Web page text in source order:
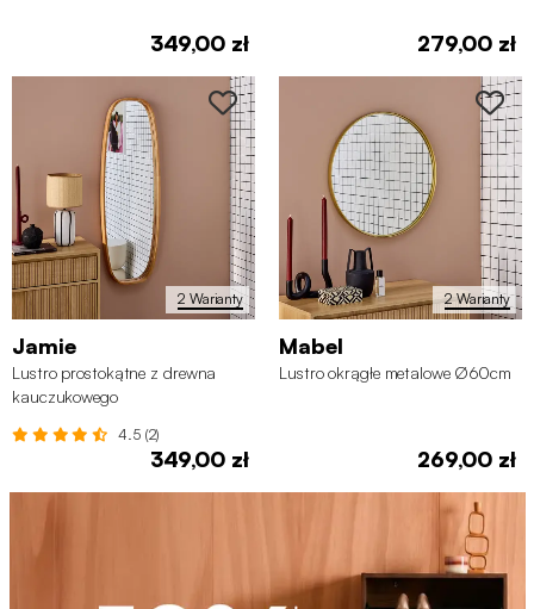
349,00 zł 279,00 zł
2 Warianty
Jamie
Lustro prostokątne z drewna
kauczukowego
4.5 (2)
349,00 zł
2 Warianty
Mabel
Lustro okrągłe metalowe Ø60cm
269,00 zł